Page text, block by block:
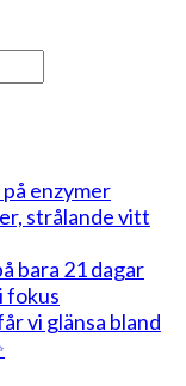
enzymer
strålande vitt
bara 21 dagar
fokus
vi glänsa bland